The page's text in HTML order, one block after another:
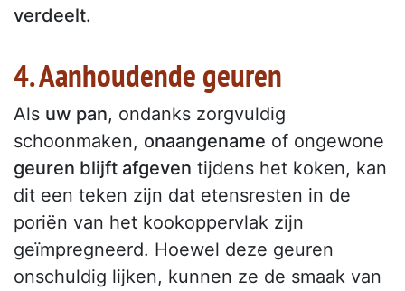
verdeelt.
4. Aanhoudende geuren
Als uw pan, ondanks zorgvuldig
schoonmaken, onaangename of ongewone
geuren blijft afgeven tijdens het koken, kan
dit een teken zijn dat etensresten in de
poriën van het kookoppervlak zijn
geïmpregneerd. Hoewel deze geuren
onschuldig lijken, kunnen ze de smaak van